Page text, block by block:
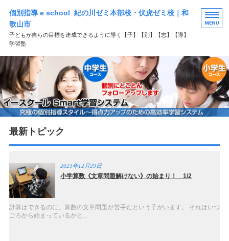
個別指導 e school 紀の川ゼミ本部校・伏虎ゼミ校｜和
歌山市
子どもが自らの目標を達成できるように導く【子】【別】【志】【導】
学習塾
HOME
選ばれる理由
学習塾コース案内
よくある質問
最新トピック
2023年12月29日
小学算数《文章問題解けない》の始まり！ 1/2
計算はできるのに、算数の文章問題が苦手だという子がいます。 それはいつ
ごろから始まっているかと...